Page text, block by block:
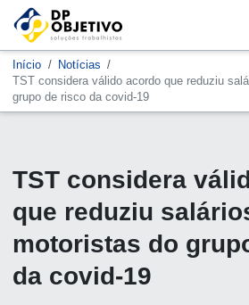
Início
Notícias
TST considera válido acordo que reduziu
grupo de risco da covid-19
TST considera
que reduziu
motoristas do
da covid-19